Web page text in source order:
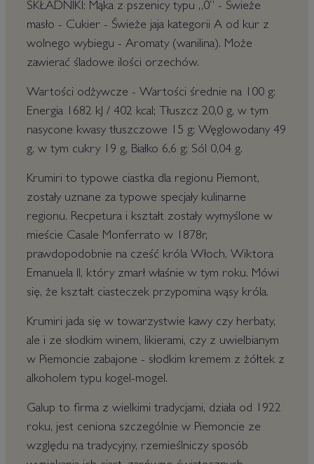
SKŁADNIKI: Mąka z pszenicy typu „0” - Świeże
masło - Cukier - Świeże jaja kategorii A od kur z
wolnego wybiegu - Aromaty (wanilina). Może
zawierać śladowe ilości orzechów.
Wartości odżywcze - Wartości średnie na 100 g:
Energia 1682 kJ / 402 kcal; Tłuszcz 20,0 g, w tym
nasycone kwasy tłuszczowe 15 g; Węglowodany 49
g, w tym cukry 19 g, Białko 6,6 g; Sól 0,04 g.
Krumiri to typowe ciastka dla regionu Piemont,
zostały uznane za typowe specjały kulinarne
regionu. Recpetura i kształt zostały wymyślone w
mieście Casale Monferrato w 1878r,
prawdopodobnie na cześć króla Włoch, Wiktora
Emanuela II, który zmarł właśnie w tym roku. Mówi
się, że kształt ciasteczek przypomina wąsy króla.
Krumiri jada się w towarzystwie kawy czy herbaty,
ale i ze słodkim winem, likierami, czy z uwielbianym
w Piemoncie zabajone - słodkim kremem z żółtek z
alkoholem typu kogel-mogel.
Galup to firma z wielkimi tradycjami, działa od 1922
roku, jest ceniona szczególnie w Piemoncie ze
względu na tradycyjny, rzemieślniczy sposób